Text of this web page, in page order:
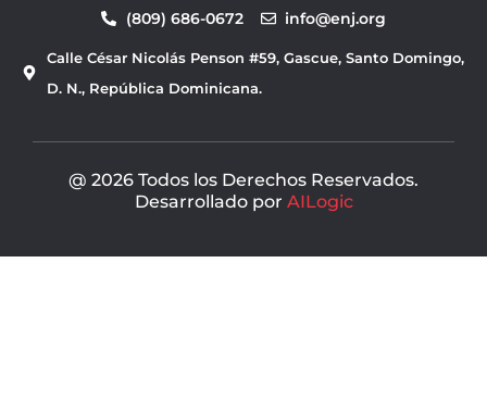
b
o
o
t
b
(809) 686-0672 info@enj.org
Calle César Nicolás Penson #59, Gascue, Santo Domingo,
D. N., República Dominicana.
@ 2026 Todos los Derechos Reservados.
Desarrollado por AILogic